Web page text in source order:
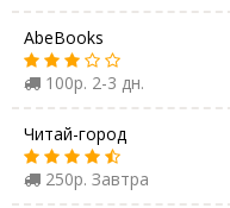
AbeBooks
100р. 2-3 дн.
Читай-город
250р. Завтра